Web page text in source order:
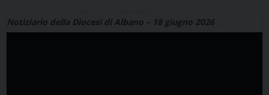
Notiziario della Diocesi di Albano – 18 giugno 2026